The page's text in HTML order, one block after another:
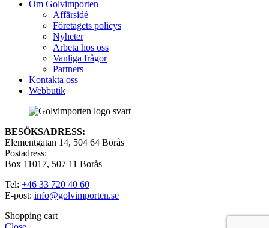
Om Golvimporten
Affärsidé
Företagets policys
Nyheter
Arbeta hos oss
Vanliga frågor
Partners
Kontakta oss
Webbutik
BESÖKSADRESS:
Elementgatan 14, 504 64 Borås
Postadress:
Box 11017, 507 11 Borås
Tel: +46 33 720 40 60
E-post: info@golvimporten.se
Shopping cart